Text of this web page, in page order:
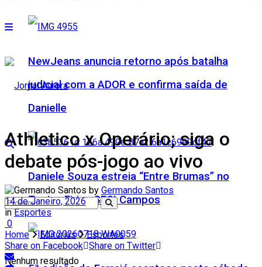
NewJeans anuncia retorno após batalha
judicial com a ADOR e confirma saída de
Danielle
Daniele Souza estreia “Entre Brumas” no
Teatro Firjan SESI Campos
Nenhum resultado
Athletico x Operário; siga o
debate pós-jogo ao vivo
by Germando Santos
14 de Janeiro, 2026
in Esportes
0
Home
Editorias
Esportes
Share on Facebook Share on Twitter